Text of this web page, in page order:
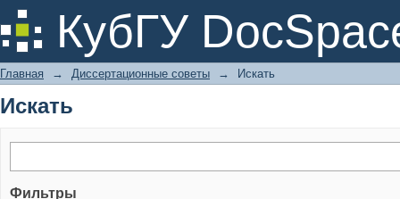
КубГУ
Искать
Главная → Диссертационные советы → Искать
Искать
Фильтры